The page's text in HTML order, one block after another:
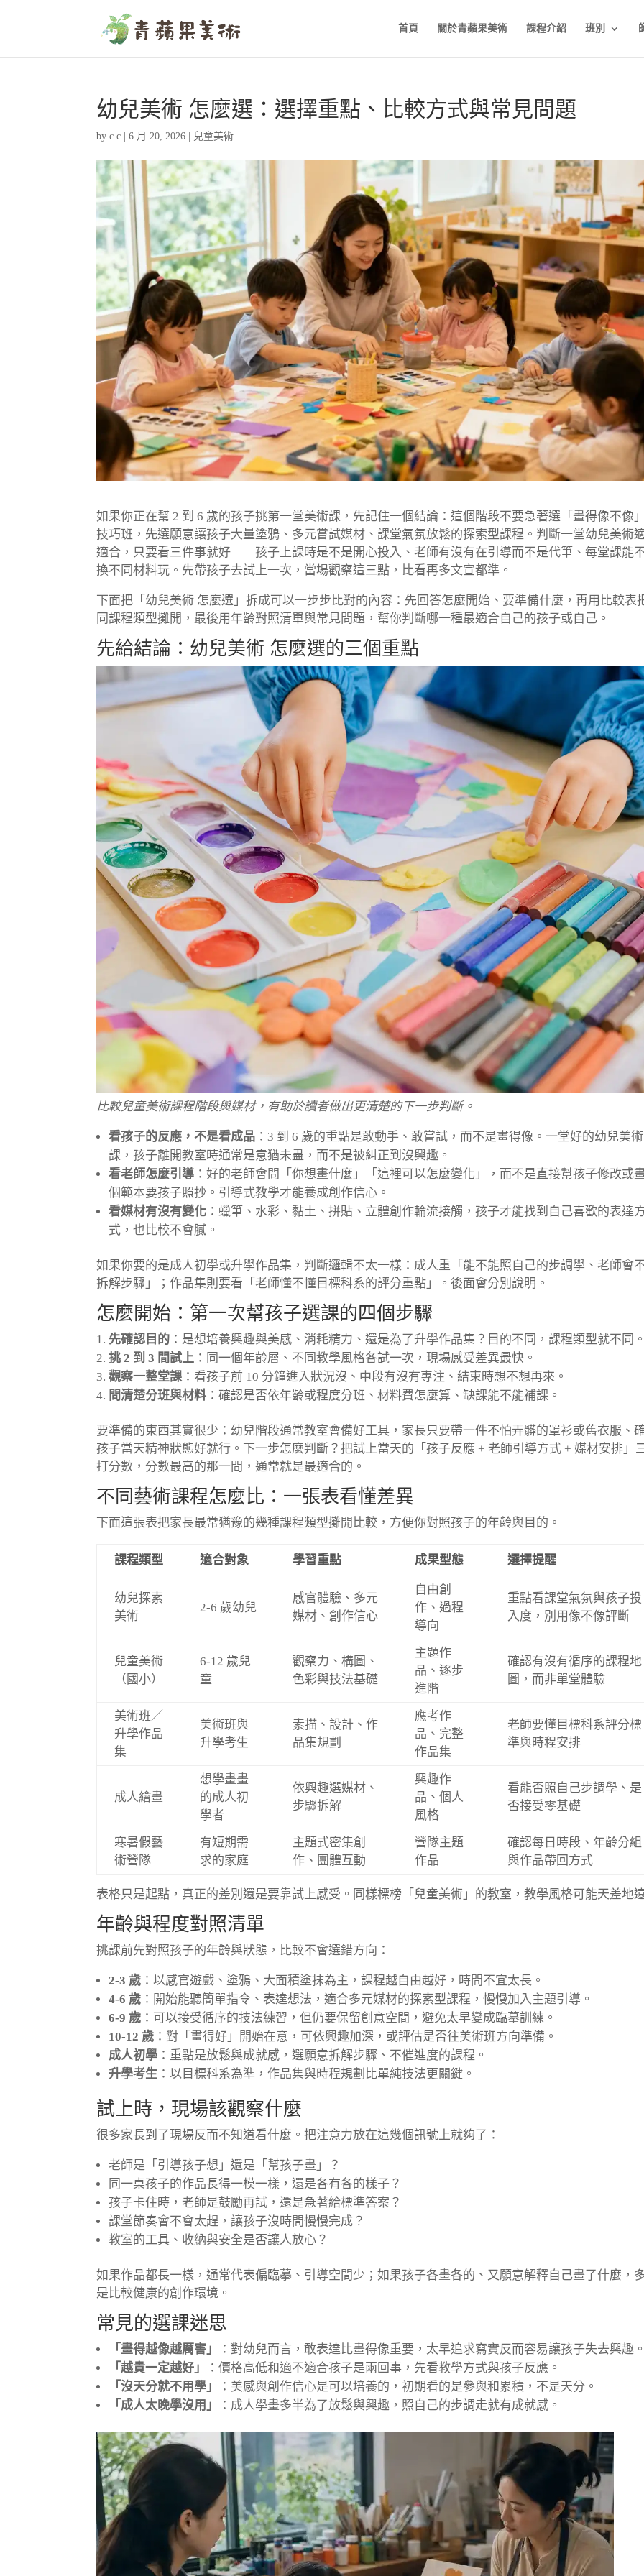
首頁 關於青蘋果美術 課程介紹 班別
幼兒美術 怎麼選：選擇重點、比較方式與常見問題
byc c |6 月 20, 2026 兒童美術
如果你正在幫 2 到 6 歲的孩子挑第一堂美術課，先記住一個結論：這個階段不要急著選「畫得像不像
技巧班，先選願意讓孩子大量塗鴉、多元嘗試媒材、課堂氣氛放鬆的探索型課程。判斷一堂幼兒美術
適合，只要看三件事就好——孩子上課時是不是開心投入、老師有沒有在引導而不是代筆、每堂課能
換不同材料玩。先帶孩子去試上一次，當場觀察這三點，比看再多文宣都準。
下面把「幼兒美術 怎麼選」拆成可以一步步比對的內容：先回答怎麼開始、要準備什麼，再用比較表
同課程類型攤開，最後用年齡對照清單與常見問題，幫你判斷哪一種最適合自己的孩子或自己。
先給結論：幼兒美術 怎麼選的三個重點
比較兒童美術課程階段與媒材，有助於讀者做出更清楚的下一步判斷。
看孩子的反應，不是看成品 ：3 到 6 歲的重點是敢動手、敢嘗試，而不是畫得像。一堂好的幼兒美術
課，孩子離開教室時通常是意猶未盡，而不是被糾正到沒興趣。
看老師怎麼引導 ：好的老師會問「你想畫什麼」「這裡可以怎麼變化」，而不是直接幫孩子修改或
個範本要孩子照抄。引導式教學才能養成創作信心。
看媒材有沒有變化 ：蠟筆、水彩、黏土、拼貼、立體創作輪流接觸，孩子才能找到自己喜歡的表達
式，也比較不會膩。
如果你要的是成人初學或升學作品集，判斷邏輯不太一樣：成人重「能不能照自己的步調學、老師會
拆解步驟」；作品集則要看「老師懂不懂目標科系的評分重點」。後面會分別說明。
怎麼開始：第一次幫孩子選課的四個步驟
先確認目的 ：是想培養興趣與美感、消耗精力、還是為了升學作品集？目的不同，課程類型就不同
挑 2 到 3 間試上 ：同一個年齡層、不同教學風格各試一次，現場感受差異最快。
觀察一整堂課 ：看孩子前 10 分鐘進入狀況沒、中段有沒有專注、結束時想不想再來。
問清楚分班與材料 ：確認是否依年齡或程度分班、材料費怎麼算、缺課能不能補課。
要準備的東西其實很少：幼兒階段通常教室會備好工具，家長只要帶一件不怕弄髒的罩衫或舊衣服、
孩子當天精神狀態好就行。下一步怎麼判斷？把試上當天的「孩子反應 + 老師引導方式 + 媒材安排」
打分數，分數最高的那一間，通常就是最適合的。
不同藝術課程怎麼比：一張表看懂差異
下面這張表把家長最常猶豫的幾種課程類型攤開比較，方便你對照孩子的年齡與目的。
課程類型 適合對象 學習重點 成果型態 選擇提醒
幼兒探索
美術
2-6 歲幼兒
感官體驗、多元
媒材、創作信心
自由創
作、過程
導向
重點看課堂氣氛與孩子投
入度，別用像不像評斷
兒童美術
（國小）
6-12 歲兒
童
觀察力、構圖、
色彩與技法基礎
主題作
品、逐步
進階
確認有沒有循序的課程地
圖，而非單堂體驗
美術班／
升學作品
集
美術班與
升學考生
素描、設計、作
品集規劃
應考作
品、完整
作品集
老師要懂目標科系評分標
準與時程安排
成人繪畫
想學畫畫
的成人初
學者
依興趣選媒材、
步驟拆解
興趣作
品、個人
風格
看能否照自己步調學、是
否接受零基礎
寒暑假藝
術營隊
有短期需
求的家庭
主題式密集創
作、團體互動
營隊主題
作品
確認每日時段、年齡分組
與作品帶回方式
表格只是起點，真正的差別還是要靠試上感受。同樣標榜「兒童美術」的教室，教學風格可能天差地
年齡與程度對照清單
挑課前先對照孩子的年齡與狀態，比較不會選錯方向：
2-3 歲 ：以感官遊戲、塗鴉、大面積塗抹為主，課程越自由越好，時間不宜太長。
4-6 歲 ：開始能聽簡單指令、表達想法，適合多元媒材的探索型課程，慢慢加入主題引導。
6-9 歲 ：可以接受循序的技法練習，但仍要保留創意空間，避免太早變成臨摹訓練。
10-12 歲 ：對「畫得好」開始在意，可依興趣加深，或評估是否往美術班方向準備。
成人初學 ：重點是放鬆與成就感，選願意拆解步驟、不催進度的課程。
升學考生 ：以目標科系為準，作品集與時程規劃比單純技法更關鍵。
試上時，現場該觀察什麼
很多家長到了現場反而不知道看什麼。把注意力放在這幾個訊號上就夠了：
老師是「引導孩子想」還是「幫孩子畫」？
同一桌孩子的作品長得一模一樣，還是各有各的樣子？
孩子卡住時，老師是鼓勵再試，還是急著給標準答案？
課堂節奏會不會太趕，讓孩子沒時間慢慢完成？
教室的工具、收納與安全是否讓人放心？
如果作品都長一樣，通常代表偏臨摹、引導空間少；如果孩子各畫各的、又願意解釋自己畫了什麼，
是比較健康的創作環境。
常見的選課迷思
「畫得越像越厲害」
：對幼兒而言，敢表達比畫得像重要，太早追求寫實反而容易讓孩子失去興趣
「越貴一定越好」
：價格高低和適不適合孩子是兩回事，先看教學方式與孩子反應。
「沒天分就不用學」
：美感與創作信心是可以培養的，初期看的是參與和累積，不是天分。
「成人太晚學沒用」
：成人學畫多半為了放鬆與興趣，照自己的步調走就有成就感。